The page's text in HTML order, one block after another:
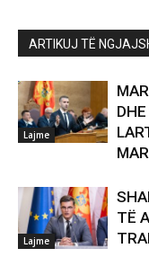
ARTIKUJ TË
Lajme
Lajme
TË